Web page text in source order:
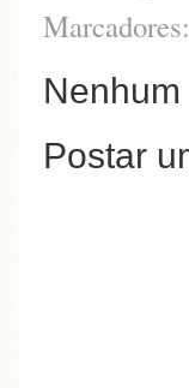
Marcadores:
Postar